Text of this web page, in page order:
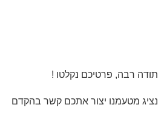
תודה רבה, פרטיכם נקלטו !
נציג מטעמנו יצור אתכם קשר בהקדם